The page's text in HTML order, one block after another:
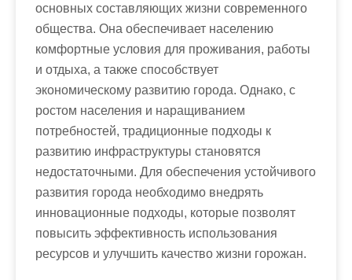
основных составляющих жизни современного
общества. Она обеспечивает населению
комфортные условия для проживания, работы
и отдыха, а также способствует
экономическому развитию города. Однако, с
ростом населения и наращиванием
потребностей, традиционные подходы к
развитию инфраструктуры становятся
недостаточными. Для обеспечения устойчивого
развития города необходимо внедрять
инновационные подходы, которые позволят
повысить эффективность использования
ресурсов и улучшить качество жизни горожан.